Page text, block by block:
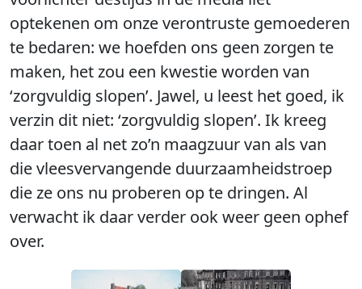
optekenen om onze verontruste gemoederen
te bedaren: we hoefden ons geen zorgen te
maken, het zou een kwestie worden van
‘zorgvuldig slopen’. Jawel, u leest het goed, ik
verzin dit niet: ‘zorgvuldig slopen’. Ik kreeg
daar toen al net zo’n maagzuur van als van
die vleesvervangende duurzaamheidstroep
die ze ons nu proberen op te dringen. Al
verwacht ik daar verder ook weer geen ophef
over.